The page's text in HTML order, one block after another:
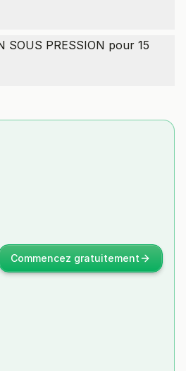
SOUS PRESSION pour 15
Commencez gratuitement